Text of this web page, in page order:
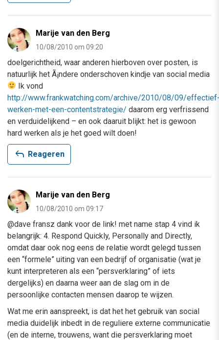
Marije van den Berg
10/08/2010 om 09:20
doelgerichtheid, waar anderen hierboven over posten, is
natuurlijk het Ã¡ndere onderschoven kindje van social media
Ik vond
http://www.frankwatching.com/archive/2010/08/09/
werken-met-een-contentstrategie/ daarom erg verfrissend
en verduidelijkend – en ook daaruit blijkt: het is gewoon
hard werken als je het goed wilt doen!
reply Reageren
Marije van den Berg
10/08/2010 om 09:17
@dave fransz dank voor de link! met name stap 4 vind ik
belangrijk: 4. Respond Quickly, Personally and Directly,
omdat daar ook nog eens de relatie wordt gelegd tussen
een “formele” uiting van een bedrijf of organisatie (wat je
kunt interpreteren als een “persverklaring” of iets
dergelijks) en daarna weer aan de slag om in de
persoonlijke contacten mensen daarop te wijzen.
Wat me erin aanspreekt, is dat het het gebruik van social
media duidelijk inbedt in de reguliere externe communicatie
(en de interne, trouwens, want die persverklaring moet